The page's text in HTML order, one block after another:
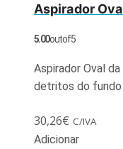
Aspirador
5.00out of 5
Aspirador Oval
detritos do fundo
30,26€ C/IVA
Adicionar